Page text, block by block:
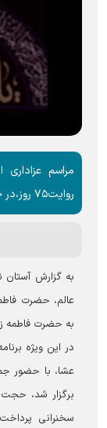
مراسم
روایت۷۵ روز،در حرم مطهر امام رضا (ع) آغاز شد.
به گزارش آستان
عالم، حضرت
به حضرت فاطمه
در این ویژه
عشا، با حضور
برگزار شد، حجت
سخنرانی